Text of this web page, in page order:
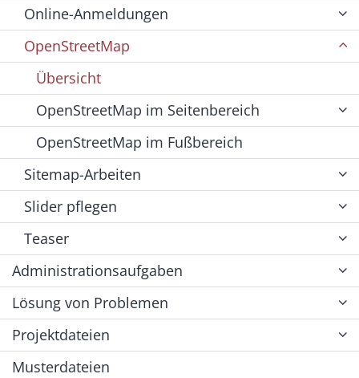
Online-Anmeldungen
OpenStreetMap
Übersicht
OpenStreetMap im Seitenbereich
OpenStreetMap im Fußbereich
Sitemap-Arbeiten
Slider pflegen
Teaser
Administrationsaufgaben
Lösung von Problemen
Projektdateien
Musterdateien